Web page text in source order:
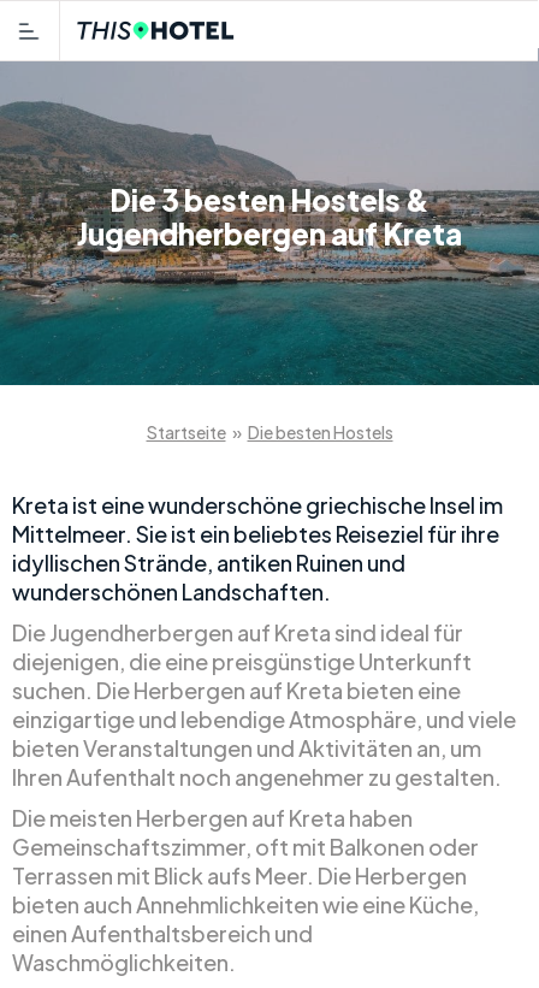
Die 3 besten Hostels &
Jugendherbergen auf Kreta
Startseite » Die besten Hostels
Kreta ist eine wunderschöne griechische Insel im
Mittelmeer. Sie ist ein beliebtes Reiseziel für ihre
idyllischen Strände, antiken Ruinen und
wunderschönen Landschaften.
Die Jugendherbergen auf Kreta sind ideal für
diejenigen, die eine preisgünstige Unterkunft
suchen. Die Herbergen auf Kreta bieten eine
einzigartige und lebendige Atmosphäre, und viele
bieten Veranstaltungen und Aktivitäten an, um
Ihren Aufenthalt noch angenehmer zu gestalten.
Die meisten Herbergen auf Kreta haben
Gemeinschaftszimmer, oft mit Balkonen oder
Terrassen mit Blick aufs Meer. Die Herbergen
bieten auch Annehmlichkeiten wie eine Küche,
einen Aufenthaltsbereich und
Waschmöglichkeiten.